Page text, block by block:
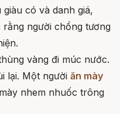
có và danh giá,
người chồng tương
vàng đi múc nước.
lại. Một người ăn mày
nhem nhuốc trông